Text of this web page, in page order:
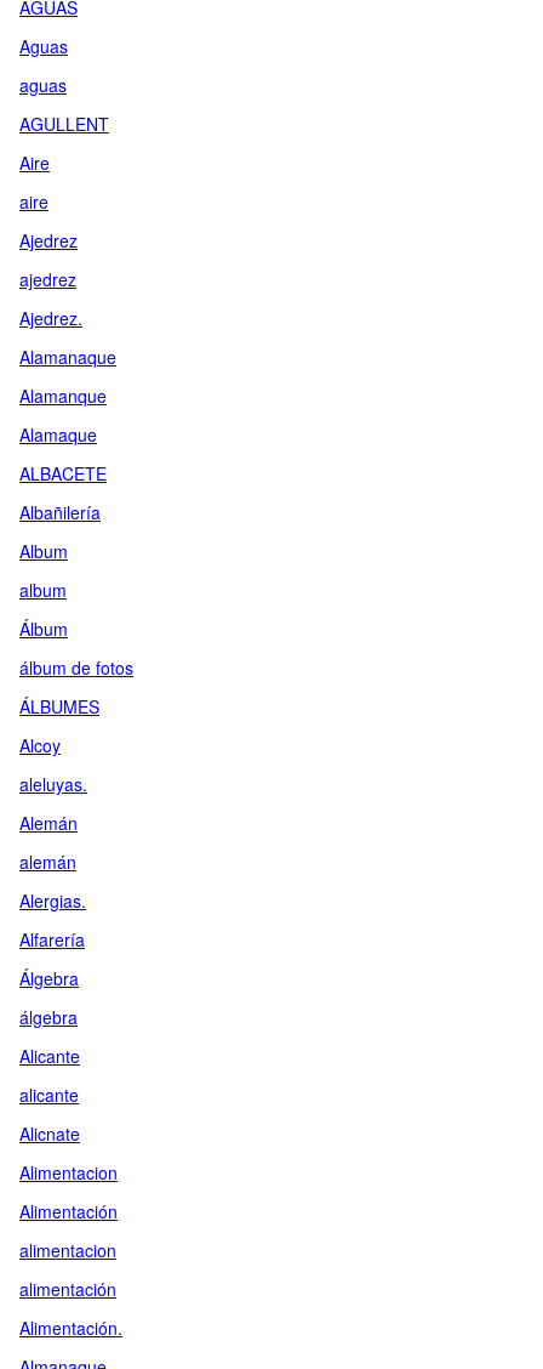
AGUAS
Aguas
aguas
AGULLENT
Aire
aire
Ajedrez
ajedrez
Ajedrez.
Alamanaque
Alamanque
Alamaque
ALBACETE
Albañilería
Album
album
Álbum
álbum de fotos
ÁLBUMES
Alcoy
aleluyas.
Alemán
alemán
Alergias.
Alfarería
Álgebra
álgebra
Alicante
alicante
Alicnate
Alimentacion
Alimentación
alimentacion
alimentación
Alimentación.